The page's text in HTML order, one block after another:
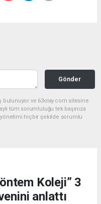
Gönder
bulunuyor ve 63olay.com sitesine
tüm sorumluluğu tek başınıza
hiçbir şekilde sorumlu
Koleji” 3
anlattı